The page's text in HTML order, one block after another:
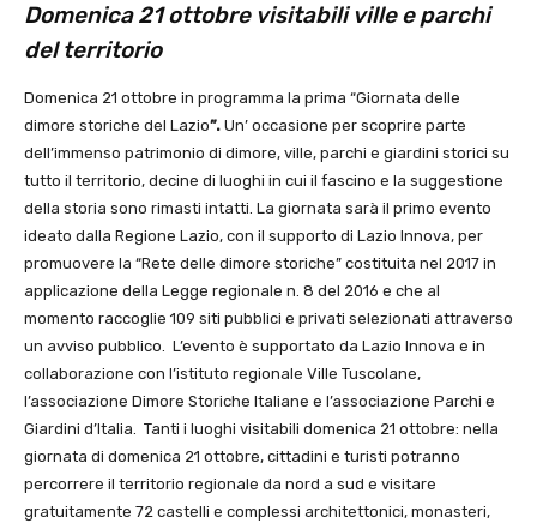
Domenica 21 ottobre visitabili ville e parchi
del territorio
Domenica 21 ottobre in programma la prima “Giornata delle
dimore storiche del Lazio”. Un’ occasione per scoprire parte
dell’immenso patrimonio di dimore, ville, parchi e giardini storici su
tutto il territorio, decine di luoghi in cui il fascino e la suggestione
della storia sono rimasti intatti. La giornata sarà il primo evento
ideato dalla Regione Lazio, con il supporto di Lazio Innova, per
promuovere la “Rete delle dimore storiche” costituita nel 2017 in
applicazione della Legge regionale n. 8 del 2016 e che al
momento raccoglie 109 siti pubblici e privati selezionati attraverso
un avviso pubblico. L’evento è supportato da Lazio Innova e in
collaborazione con l’istituto regionale Ville Tuscolane,
l’associazione Dimore Storiche Italiane e l’associazione Parchi e
Giardini d’Italia. Tanti i luoghi visitabili domenica 21 ottobre: nella
giornata di domenica 21 ottobre, cittadini e turisti potranno
percorrere il territorio regionale da nord a sud e visitare
gratuitamente 72 castelli e complessi architettonici, monasteri,